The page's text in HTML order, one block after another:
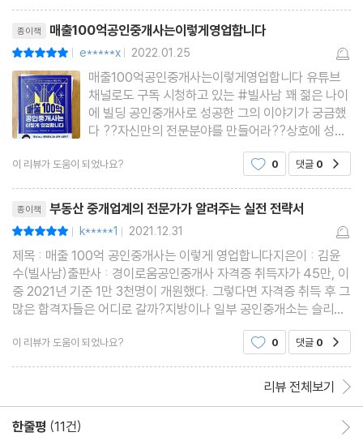
종이책 매출100억공인중개사는이렇게영업합니다
| e*****x | 2022.01.25
매출100억공인중개사는이렇게영업합니다 유튜브
채널로도 구독 시청하고 있는 #빌사남 꽤 젊은 나이
에 빌딩 공인중개사로 성공한 그의 이야기가 궁금했
다 ??자신만의 전문분야를 만들어라??상호에 성패
가 달려있다??책 집필을 고려해라??유튜브를 활용
해라??블로그는 여전히 필수다??인스타그램으로
사남의 영업비밀을 알 수 있었던
이 리뷰가 도움이 되었나요? 0 댓글 0
종이책 부동산 중개업계의 전문가가 알려주는 실전 전략서
| k*****1 | 2021.12.31
제목 : 매출 100억 공인중개사는 이렇게 영업합니다지은이 : 김윤
수(빌사남)출판사 : 경이로움공인중개사 자격증 취득자가 45만, 이
중 2021년 기준 1만 3천명이 개원했다. 그렇다면 자격증 취득 후 그
많은 합격자들은 어디로 갈까?지방이나 일부 공인중개소는 슬리퍼
질질 끌고 잠이나 자다가 손님을 맞이하며, 올려둔 매물을 기억못해
서류를 몇번이나 뒤적이는 '전문가' 답지 못한 중
이 리뷰가 도움이 되었나요? 0 댓글 0
리뷰 전체보기
한줄평 (11건)